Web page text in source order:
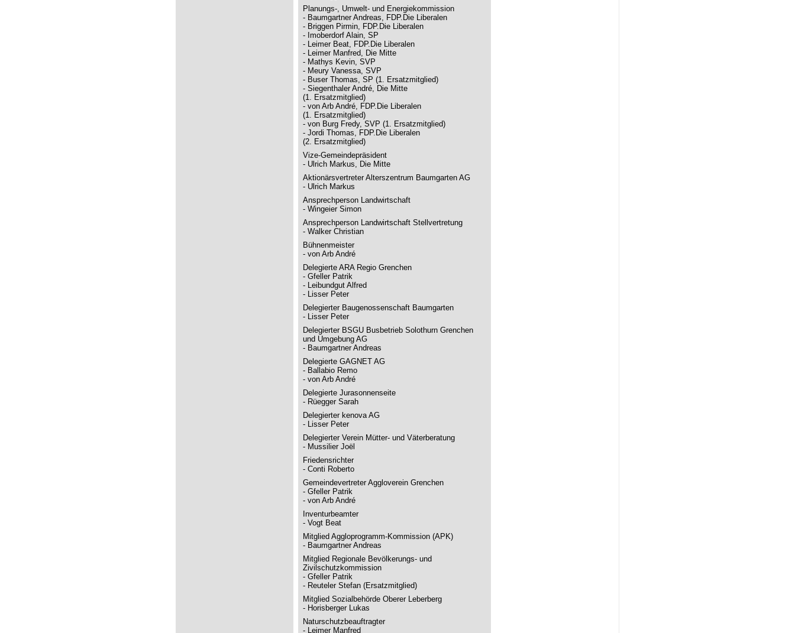
Planungs-, Umwelt- und Energiekommission
- Baumgartner Andreas, FDP.Die Liberalen
- Briggen Pirmin, FDP.Die Liberalen
- Imoberdorf Alain, SP
- Leimer Beat, FDP.Die Liberalen
- Leimer Manfred, Die Mitte
- Mathys Kevin, SVP
- Meury Vanessa, SVP
- Buser Thomas, SP (1. Ersatzmitglied)
- Siegenthaler André, Die Mitte
(1. Ersatzmitglied)
- von Arb André, FDP.Die Liberalen
(1. Ersatzmitglied)
- von Burg Fredy, SVP (1. Ersatzmitglied)
- Jordi Thomas, FDP.Die Liberalen
(2. Ersatzmitglied)
Vize-Gemeindepräsident
- Ulrich Markus, Die Mitte
Aktionärsvertreter Alterszentrum Baumgarten AG
- Ulrich Markus
Ansprechperson Landwirtschaft
- Wingeier Simon
Ansprechperson Landwirtschaft Stellvertretung
- Walker Christian
Bühnenmeister
- von Arb André
Delegierte ARA Regio Grenchen
- Gfeller Patrik
- Leibundgut Alfred
- Lisser Peter
Delegierter Baugenossenschaft Baumgarten
- Lisser Peter
Delegierter BSGU Busbetrieb Solothurn Grenchen
und Umgebung AG
- Baumgartner Andreas
Delegierte GAGNET AG
- Ballabio Remo
- von Arb André
Delegierte Jurasonnenseite
- Rüegger Sarah
Delegierter kenova AG
- Lisser Peter
Delegierter Verein Mütter- und Väterberatung
- Mussilier Joël
Friedensrichter
- Conti Roberto
Gemeindevertreter Aggloverein Grenchen
- Gfeller Patrik
- von Arb André
Inventurbeamter
- Vogt Beat
Mitglied Aggloprogramm-Kommission (APK)
- Baumgartner Andreas
Mitglied Regionale Bevölkerungs- und
Zivilschutzkommission
- Gfeller Patrik
- Reuteler Stefan (Ersatzmitglied)
Mitglied Sozialbehörde Oberer Leberberg
- Horisberger Lukas
Naturschutzbeauftragter
- Leimer Manfred